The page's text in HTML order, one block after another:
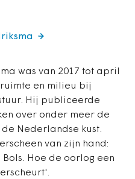
was van 2017 tot april
en milieu bij
Hij publiceerde
over onder meer de
Nederlandse kust.
van zijn hand:
Bols. Hoe de oorlog een